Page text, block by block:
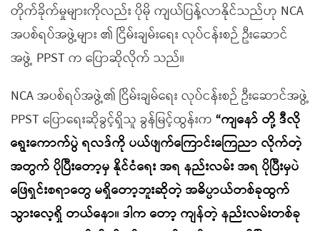
တိုက်ခိုက်မှုများကိုလည်း ပိုမို ကျယ်ပြန့်လာနိုင်သည်ဟု NCA
အပစ်ရပ်အဖွဲ့များ ၏ ငြိမ်းချမ်းရေး လုပ်ငန်းစဉ် ဦးဆောင်
အဖွဲ့ PPST က ပြောဆိုလိုက် သည်။
NCA အပစ်ရပ်အဖွဲ့၏ ငြိမ်းချမ်ရေး လုပ်ငန်းစဉ် ဦးဆောင်အဖွဲ့
PPST ပြောရေးဆိုခွင့်ရှိသူ ခွန်မြင့်ထွန်းက “ကျနော် တို့ ဒီလို
ရွေးကောက်ပွဲ ရလဒ်ကို ပယ်ဖျက်ကြောင်းကြေညာ လိုက်တဲ့
အတွက် ပိုပြီးတော့မှ နိုင်ငံရေး အရ နည်းလမ်း အရ ပိုပြီးမှပဲ
ဖြေရှင်းစရာတွေ မရှိတော့ဘူးဆိုတဲ့ အဓိပ္ပာယ်တစ်ခုထွက်
သွားလေ့ရှိ တယ်နော။ ဒါက တော့ ကျန်တဲ့ နည်းလမ်းတစ်ခု